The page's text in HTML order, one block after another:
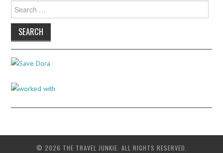
Search
for:
© 2026 THE TRAVEL JUNKIE. ALL RIGHTS RESERVED.